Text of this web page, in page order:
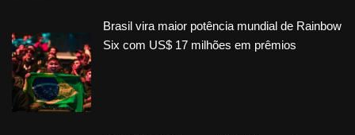
Brasil vira maior potência mundial de Rainbow
Six com US$ 17 milhões em prêmios